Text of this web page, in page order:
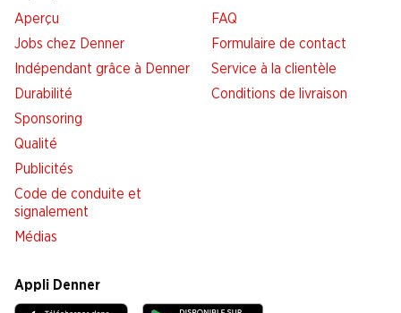
Aperçu
Jobs chez Denner
Indépendant grâce à Denner
Durabilité
Sponsoring
Qualité
Publicités
Code de conduite et
signalement
Médias
FAQ
Formulaire de contact
Service à la clientèle
Conditions de livraison
Appli Denner